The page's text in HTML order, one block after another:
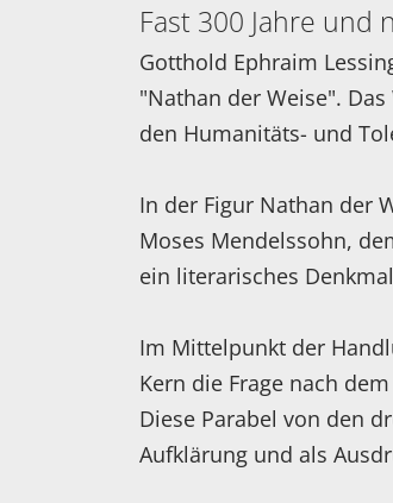
Fast 300 Jahre und
Gotthold Ephraim
"Nathan der Weise".
den Humanitäts- und
In der Figur Nathan der
Moses Mendelssohn,
ein literarisches
Im Mittelpunkt der
Kern die Frage nach dem
Diese Parabel von den
Aufklärung und als